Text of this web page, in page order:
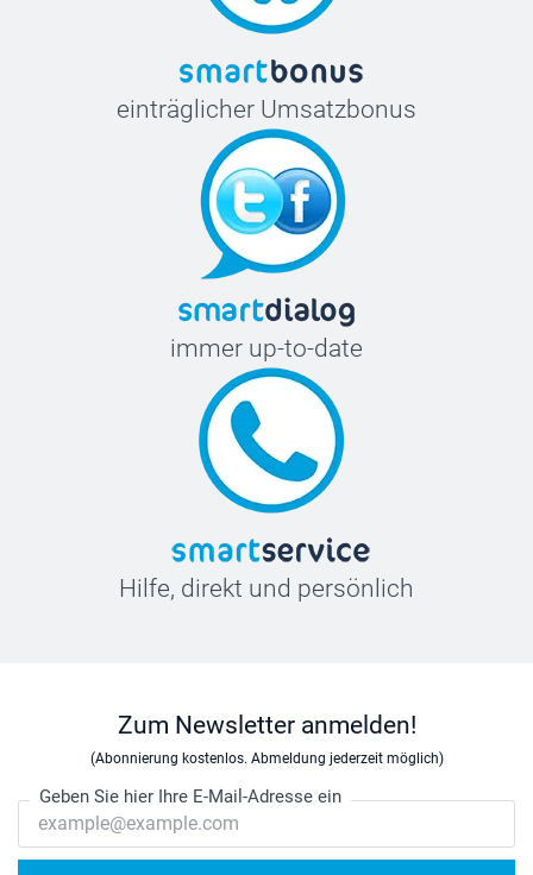
einträglicher Umsatzbonus
immer up-to-date
Hilfe, direkt und persönlich
Zum Newsletter anmelden!
(Abonnierung kostenlos. Abmeldung jederzeit möglich)
Geben Sie hier Ihre E-Mail-Adresse ein